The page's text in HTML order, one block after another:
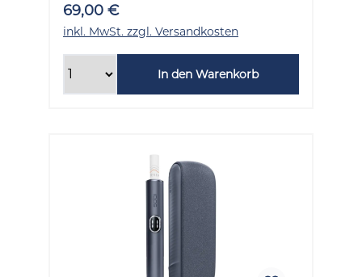
69,00 €
inkl. MwSt. zzgl. Versandkosten
In den Warenkorb